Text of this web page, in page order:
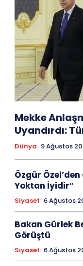
Mekke
Uyandırdı:
Dünya 9 Ağustos
Özgür
Yoktan İyidir”
Siyaset 6 Ağustos
Bakan Gürlek
Görüştü
Siyaset 6 Ağustos